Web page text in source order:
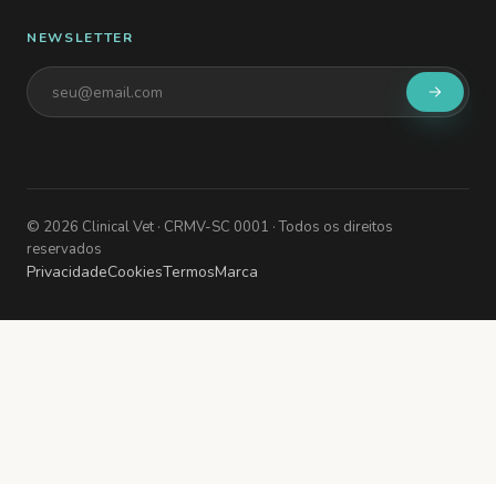
NEWSLETTER
© 2026 Clinical Vet · CRMV-SC 0001 · Todos os direitos
reservados
PrivacidadeCookiesTermosMarca